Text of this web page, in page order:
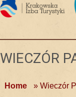
WIECZÓR
Home » Wieczór